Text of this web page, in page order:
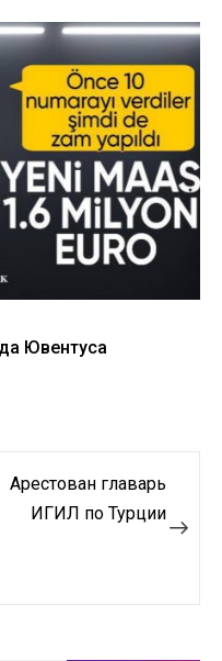
Ювентуса
Арестован главарь
ИГИЛ по Турции